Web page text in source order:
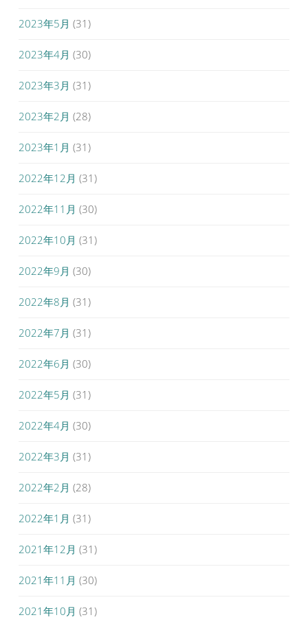
2023年5月 (31)
2023年4月 (30)
2023年3月 (31)
2023年2月 (28)
2023年1月 (31)
2022年12月 (31)
2022年11月 (30)
2022年10月 (31)
2022年9月 (30)
2022年8月 (31)
2022年7月 (31)
2022年6月 (30)
2022年5月 (31)
2022年4月 (30)
2022年3月 (31)
2022年2月 (28)
2022年1月 (31)
2021年12月 (31)
2021年11月 (30)
2021年10月 (31)